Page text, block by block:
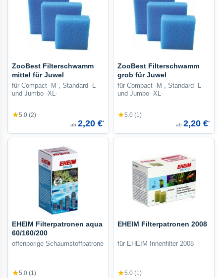
ZooBest Filterschwamm
mittel für Juwel
für Compact -M-, Standard -L-
und Jumbo -XL-
★5.0 (2)
ab 2,20 €*
ZooBest Filterschwamm
grob für Juwel
für Compact -M-, Standard -L-
und Jumbo -XL-
★5.0 (1)
ab 2,20 €*
EHEIM Filterpatronen aqua
60/160/200
offenporige Schaumstoffpatrone
★5.0 (1)
EHEIM Filterpatronen 2008
für EHEIM Innenfilter 2008
★5.0 (1)